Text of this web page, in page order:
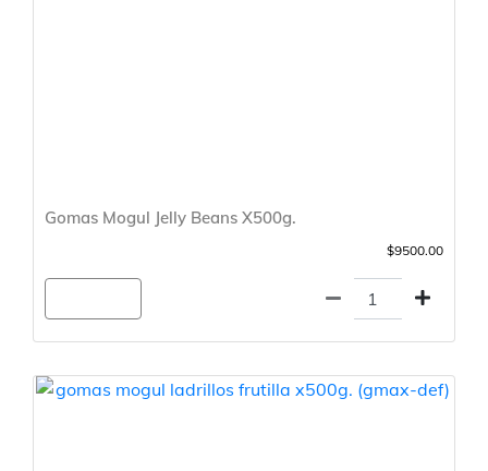
Gomas Mogul Jelly Beans X500g.
$9500.00